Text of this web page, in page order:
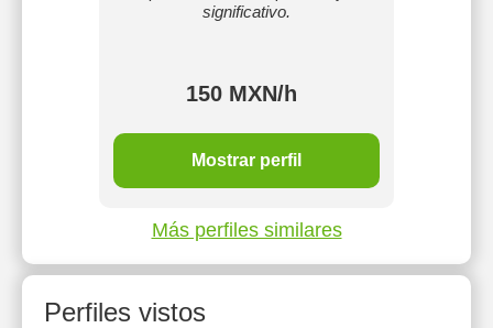
significativo.
150 MXN/h
Mostrar perfil
Más perfiles similares
Perfiles vistos